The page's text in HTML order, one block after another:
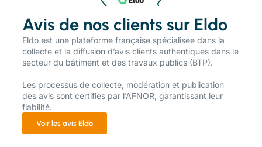
Avis de nos clients sur Eldo
​Eldo est une plateforme française spécialisée dans la
collecte et la diffusion d’avis clients authentiques dans le
secteur du bâtiment et des travaux publics (BTP).
Les processus de collecte, modération et publication
des avis sont certifiés par l’AFNOR, garantissant leur
fiabilité.
Voir les avis Eldo